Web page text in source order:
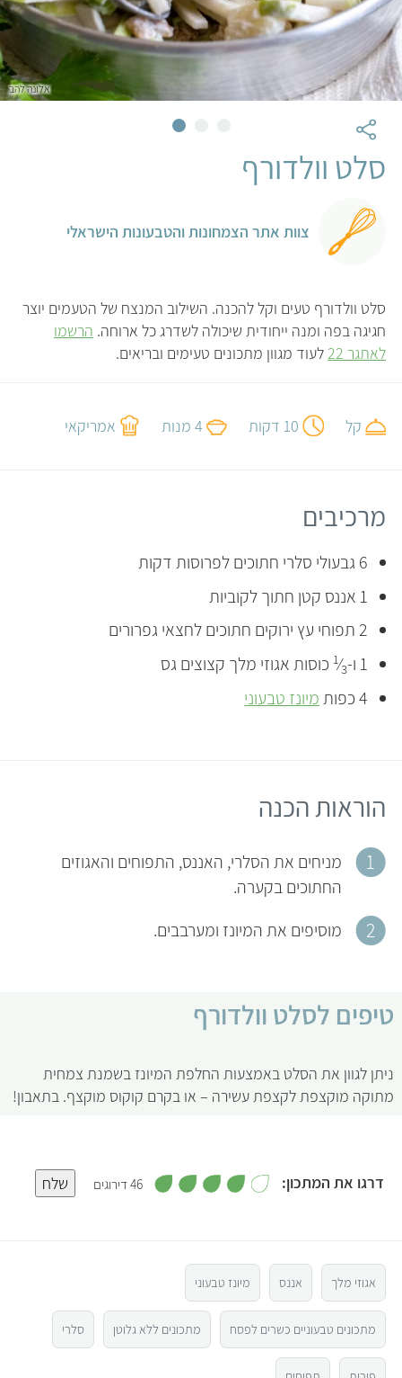
אלונה להב
סלט וולדורף
צוות אתר הצמחונות והטבעונות הישראלי
סלט וולדורף טעים וקל להכנה. השילוב המנצח של הטעמים יוצר
חגיגה בפה ומנה ייחודית שיכולה לשדרג כל ארוחה. הרשמו
לאתגר 22
לעוד מגוון מתכונים טעימים ובריאים.
קל 10 דקות 4 מנות אמריקאי
מרכיבים
6 גבעולי סלרי חתוכים לפרוסות דקות
1 אננס קטן חתוך לקוביות
2 תפוחי עץ ירוקים חתוכים לחצאי גפרורים
1 ו-
1⁄3 כוסות אגוזי מלך קצוצים גס
4 כפות
מיונז טבעוני
הוראות הכנה
מניחים את הסלרי, האננס, התפוחים והאגוזים
החתוכים בקערה.
מוסיפים את המיונז ומערבבים.
טיפים לסלט וולדורף
ניתן לגוון את הסלט באמצעות החלפת המיונז בשמנת צמחית
מתוקה מוקצפת לקצפת עשירה – או בקרם קוקוס מוקצף. בתאבון!
דרגו את המתכון:
3
2
46 דירוגים 4 שלח
אגוזי מלך אננס מיונז טבעוני
מתכונים טבעוניים כשרים לפסח מתכונים ללא גלוטן סלרי